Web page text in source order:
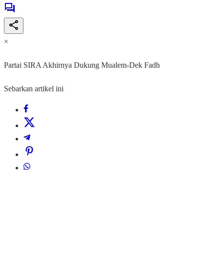
×
Partai SIRA Akhirnya Dukung Mualem-Dek Fadh
Sebarkan artikel ini